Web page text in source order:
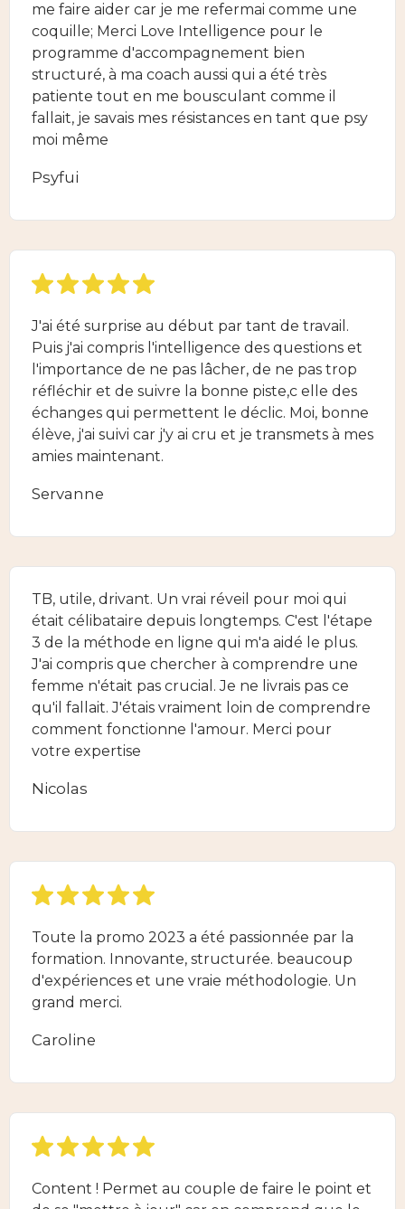
me faire aider car je me refermai comme une
coquille; Merci Love Intelligence pour le
programme d'accompagnement bien
structuré, à ma coach aussi qui a été très
patiente tout en me bousculant comme il
fallait, je savais mes résistances en tant que psy
moi même
Psyfui
J'ai été surprise au début par tant de travail.
Puis j'ai compris l'intelligence des questions et
l'importance de ne pas lâcher, de ne pas trop
réfléchir et de suivre la bonne piste,c elle des
échanges qui permettent le déclic. Moi, bonne
élève, j'ai suivi car j'y ai cru et je transmets à mes
amies maintenant.
Servanne
TB, utile, drivant. Un vrai réveil pour moi qui
était célibataire depuis longtemps. C'est l'étape
3 de la méthode en ligne qui m'a aidé le plus.
J'ai compris que chercher à comprendre une
femme n'était pas crucial. Je ne livrais pas ce
qu'il fallait. J'étais vraiment loin de comprendre
comment fonctionne l'amour. Merci pour
votre expertise
Nicolas
Toute la promo 2023 a été passionnée par la
formation. Innovante, structurée. beaucoup
d'expériences et une vraie méthodologie. Un
grand merci.
Caroline
Content ! Permet au couple de faire le point et